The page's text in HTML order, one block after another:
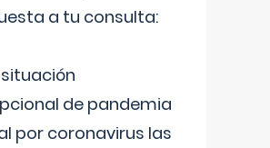
a tu consulta:
situación
de pandemia
por coronavirus las